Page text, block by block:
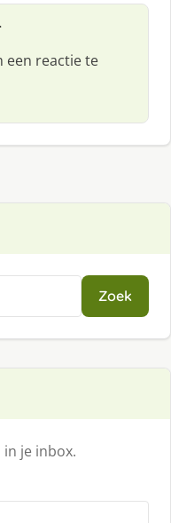
een reactie te
Zoek
je inbox.